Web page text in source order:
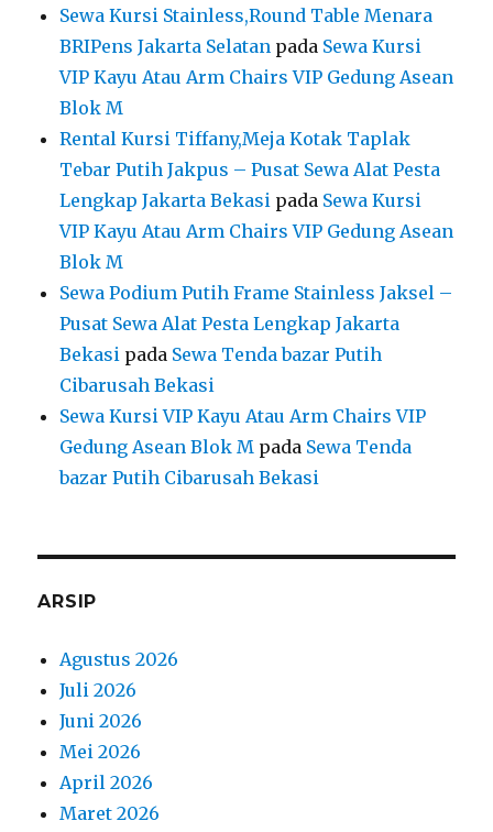
Sewa Kursi Stainless,Round Table Menara
BRIPens Jakarta Selatan pada Sewa Kursi
VIP Kayu Atau Arm Chairs VIP Gedung Asean
Blok M
Rental Kursi Tiffany,Meja Kotak Taplak
Tebar Putih Jakpus – Pusat Sewa Alat Pesta
Lengkap Jakarta Bekasi pada Sewa Kursi
VIP Kayu Atau Arm Chairs VIP Gedung Asean
Blok M
Sewa Podium Putih Frame Stainless Jaksel –
Pusat Sewa Alat Pesta Lengkap Jakarta
Bekasi pada Sewa Tenda bazar Putih
Cibarusah Bekasi
Sewa Kursi VIP Kayu Atau Arm Chairs VIP
Gedung Asean Blok M pada Sewa Tenda
bazar Putih Cibarusah Bekasi
ARSIP
Agustus 2026
Juli 2026
Juni 2026
Mei 2026
April 2026
Maret 2026